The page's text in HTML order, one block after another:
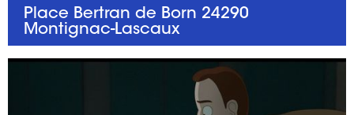
Place Bertran de Born 24290
Montignac-Lascaux